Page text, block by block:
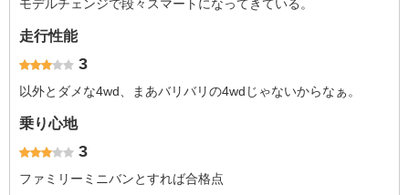
モデルチェンジで段々スマートになってきている。
走行性能
3
以外とダメな4wd、まあバリバリの4wdじゃないからなぁ。
乗り心地
3
ファミリーミニバンとすれば合格点